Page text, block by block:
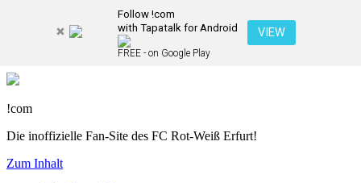
Follow !com
with Tapatalk for Android
FREE - on Google Play
VIEW
!com
Die inoffizielle Fan-Site des FC Rot-Weiß Erfurt!
Zum Inhalt